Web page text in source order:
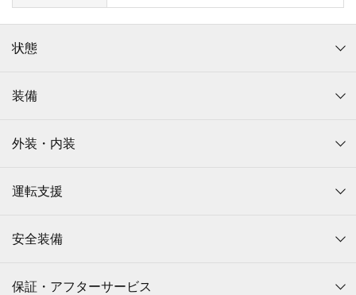
状態
装備
外装・内装
運転支援
安全装備
保証・アフターサービス